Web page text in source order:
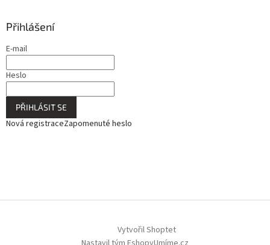
Přihlášení
E-mail
Heslo
PŘIHLÁSIT SE
Nová registraceZapomenuté heslo
Vytvořil Shoptet